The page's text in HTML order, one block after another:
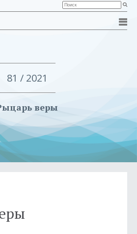
81 / 2021
веры